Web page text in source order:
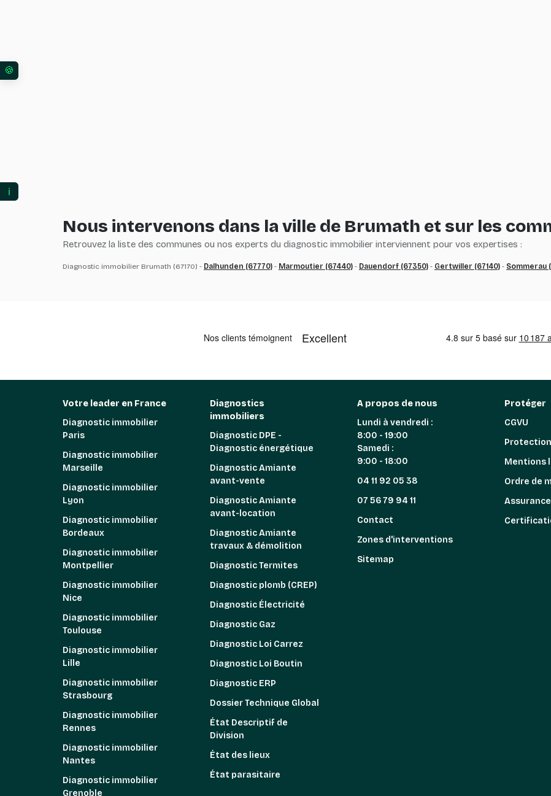
Nous intervenons dans la ville de Brumath et sur les
Retrouvez la liste des communes ou nos experts du diagnostic immobilier interviennent pour vos expertises :
Diagnostic immobilier Brumath (67170) - Dalhunden (67770) - Marmoutier (67440) - Dauendorf (67350) - Gertwiller (67140) - Sommerau
Votre leader en France
Diagnostic immobilier
Paris
Diagnostic immobilier
Marseille
Diagnostic immobilier
Lyon
Diagnostic immobilier
Bordeaux
Diagnostic immobilier
Montpellier
Diagnostic immobilier
Nice
Diagnostic immobilier
Toulouse
Diagnostic immobilier
Lille
Diagnostic immobilier
Strasbourg
Diagnostic immobilier
Rennes
Diagnostic immobilier
Nantes
Diagnostic immobilier
Grenoble
Diagnostics
immobiliers
Diagnostic DPE -
Diagnostic énergétique
Diagnostic Amiante
avant-vente
Diagnostic Amiante
avant-location
Diagnostic Amiante
travaux & démolition
Diagnostic Termites
Diagnostic plomb (CREP)
Diagnostic Électricité
Diagnostic Gaz
Diagnostic Loi Carrez
Diagnostic Loi Boutin
Diagnostic ERP
Dossier Technique Global
État Descriptif de
Division
État des lieux
État parasitaire
A propos de nous
Lundi à vendredi :
8:00 - 19:00
Samedi :
9:00 - 18:00
04 11 92 05 38
07 56 79 94 11
Contact
Zones d'interventions
Sitemap
Protéger
CGVU
Mentions
Ordre de
ℹ️